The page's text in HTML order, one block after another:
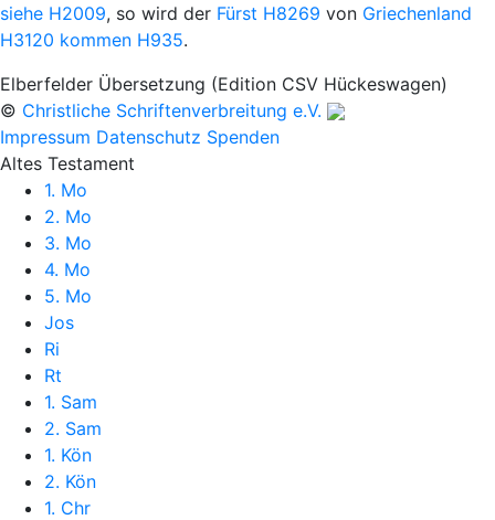
siehe H2009, so wird der Fürst H8269 von Griechenland
H3120 kommen H935.
Elberfelder Übersetzung (Edition CSV Hückeswagen)
© Christliche Schriftenverbreitung e.V.
Impressum Datenschutz Spenden
Altes Testament
1. Mo
2. Mo
3. Mo
4. Mo
5. Mo
Jos
Ri
Rt
1. Sam
2. Sam
1. Kön
2. Kön
1. Chr